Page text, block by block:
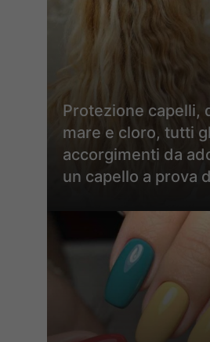
Protezione capelli,
mare e cloro, tutti
accorgimenti da
un capello a prova